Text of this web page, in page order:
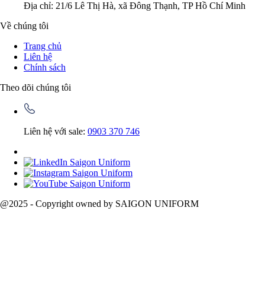
Địa chỉ: 21/6 Lê Thị Hà, xã Đông Thạnh, TP Hồ Chí Minh
Về chúng tôi
Trang chủ
Liên hệ
Chính sách
Theo dõi chúng tôi
Liên hệ với sale: 0903 370 746
@2025 - Copyright owned by SAIGON UNIFORM